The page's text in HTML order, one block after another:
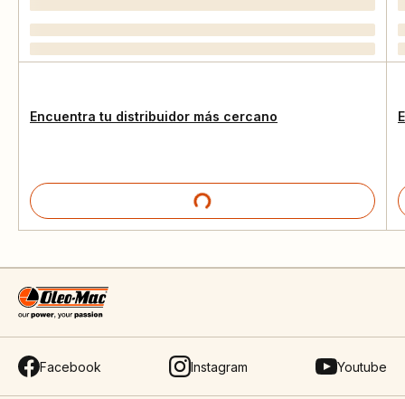
Encuentra tu distribuidor más cercano
Facebook Instagram Youtube